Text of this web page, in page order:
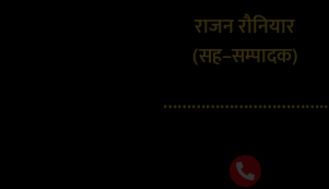
राजन रौनियार
(सह–सम्पादक)
……………………………..